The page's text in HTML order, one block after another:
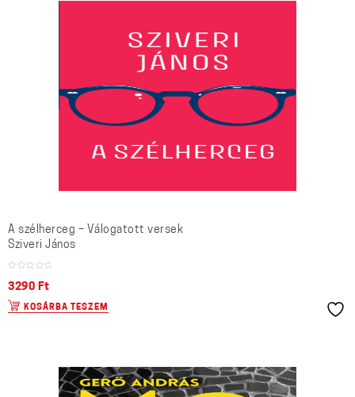
A szélherceg – Válogatott versek
Sziveri János
3290 Ft
KOSÁRBA TESZEM